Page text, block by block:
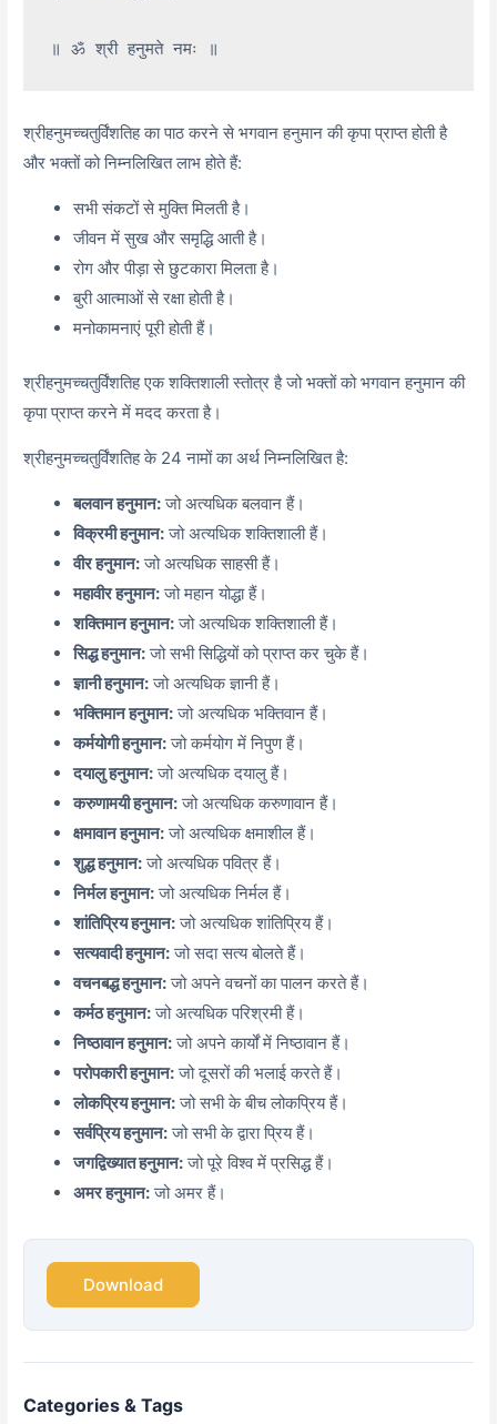
श्रीहनुमच्चतुर्विंशतिह का पाठ करने से भगवान हनुमान की कृपा प्राप्त होती है
और भक्तों को निम्नलिखित लाभ होते हैं:
सभी संकटों से मुक्ति मिलती है।
जीवन में सुख और समृद्धि आती है।
रोग और पीड़ा से छुटकारा मिलता है।
बुरी आत्माओं से रक्षा होती है।
मनोकामनाएं पूरी होती हैं।
श्रीहनुमच्चतुर्विंशतिह एक शक्तिशाली स्तोत्र है जो भक्तों को भगवान हनुमान की
कृपा प्राप्त करने में मदद करता है।
श्रीहनुमच्चतुर्विंशतिह के 24 नामों का अर्थ निम्नलिखित है:
बलवान हनुमान:जो अत्यधिक बलवान हैं।
विक्रमी हनुमान:जो अत्यधिक शक्तिशाली हैं।
वीर हनुमान:जो अत्यधिक साहसी हैं।
महावीर हनुमान:जो महान योद्धा हैं।
शक्तिमान हनुमान:जो अत्यधिक शक्तिशाली हैं।
सिद्ध हनुमान:जो सभी सिद्धियों को प्राप्त कर चुके हैं।
ज्ञानी हनुमान:जो अत्यधिक ज्ञानी हैं।
भक्तिमान हनुमान:जो अत्यधिक भक्तिवान हैं।
कर्मयोगी हनुमान:जो कर्मयोग में निपुण हैं।
दयालु हनुमान:जो अत्यधिक दयालु हैं।
करुणामयी हनुमान:जो अत्यधिक करुणावान हैं।
क्षमावान हनुमान:जो अत्यधिक क्षमाशील हैं।
शुद्ध हनुमान:जो अत्यधिक पवित्र हैं।
निर्मल हनुमान:जो अत्यधिक निर्मल हैं।
शांतिप्रिय हनुमान:जो अत्यधिक शांतिप्रिय हैं।
सत्यवादी हनुमान:जो सदा सत्य बोलते हैं।
वचनबद्ध हनुमान:जो अपने वचनों का पालन करते हैं।
कर्मठ हनुमान:जो अत्यधिक परिश्रमी हैं।
निष्ठावान हनुमान:जो अपने कार्यों में निष्ठावान हैं।
परोपकारी हनुमान:जो दूसरों की भलाई करते हैं।
लोकप्रिय हनुमान:जो सभी के बीच लोकप्रिय हैं।
सर्वप्रिय हनुमान:जो सभी के द्वारा प्रिय हैं।
जगद्विख्यात हनुमान:जो पूरे विश्व में प्रसिद्ध हैं।
अमर हनुमान:जो अमर हैं।
Download
Categories & Tags